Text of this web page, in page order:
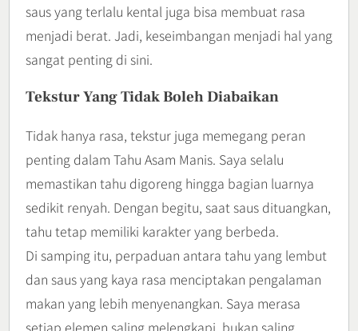
saus yang terlalu kental juga bisa membuat rasa
menjadi berat. Jadi, keseimbangan menjadi hal yang
sangat penting di sini.
Tekstur Yang Tidak Boleh Diabaikan
Tidak hanya rasa, tekstur juga memegang peran
penting dalam Tahu Asam Manis. Saya selalu
memastikan tahu digoreng hingga bagian luarnya
sedikit renyah. Dengan begitu, saat saus dituangkan,
tahu tetap memiliki karakter yang berbeda.
Di samping itu, perpaduan antara tahu yang lembut
dan saus yang kaya rasa menciptakan pengalaman
makan yang lebih menyenangkan. Saya merasa
setiap elemen saling melengkapi, bukan saling